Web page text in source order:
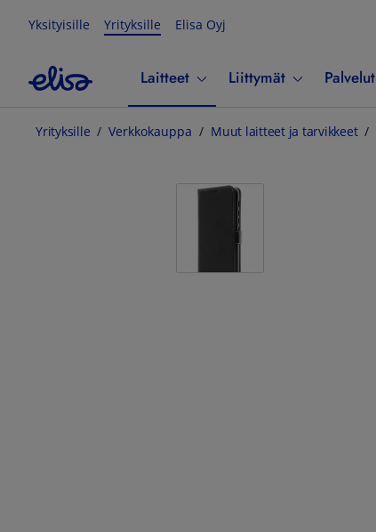
Yksityisille Yrityksille Elisa Oyj
Laitteet Liittymät Palvelut
Yrityksille Verkkokauppa Muut laitteet ja tarvikkeet